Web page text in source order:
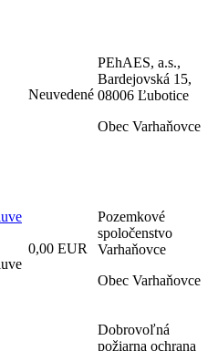
Neuvedené
PEhAES, a.s.,
Bardejovská 15,
08006 Ľubotice
Obec Varhaňovce
0,00 EUR
Pozemkové
spoločenstvo
Varhaňovce
Obec Varhaňovce
Dobrovoľná
požiarna ochrana